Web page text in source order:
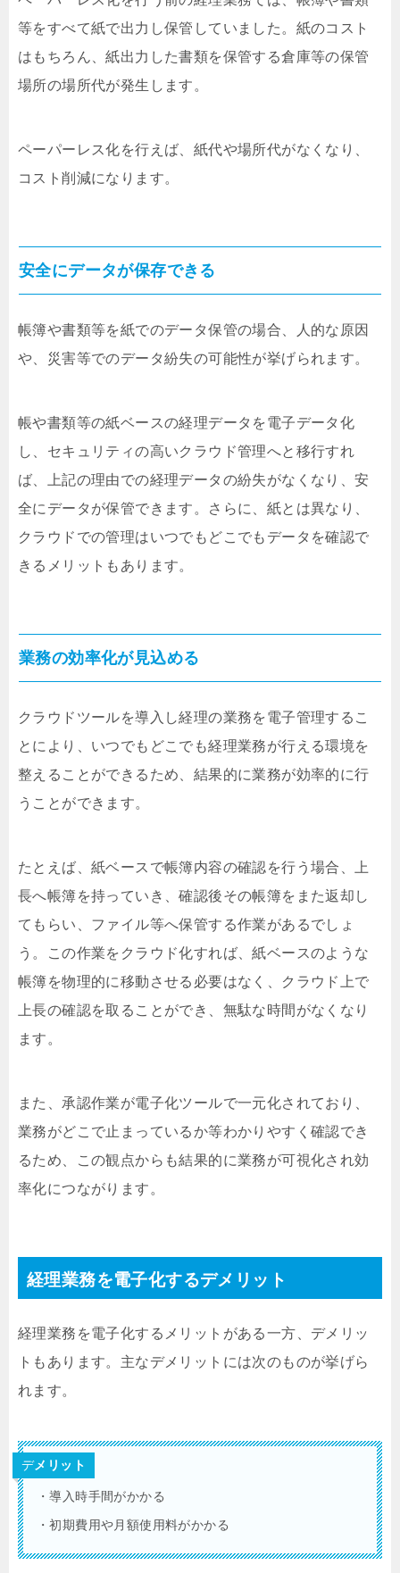
等をすべて紙で出力し保管していました。紙のコスト
はもちろん、紙出力した書類を保管する倉庫等の保管
場所の場所代が発生します。
ペーパーレス化を行えば、紙代や場所代がなくなり、
コスト削減になります。
安全にデータが保存できる
帳簿や書類等を紙でのデータ保管の場合、人的な原因
や、災害等でのデータ紛失の可能性が挙げられます。
帳や書類等の紙ベースの経理データを電子データ化
し、セキュリティの高いクラウド管理へと移行すれ
ば、上記の理由での経理データの紛失がなくなり、安
全にデータが保管できます。さらに、紙とは異なり、
クラウドでの管理はいつでもどこでもデータを確認で
きるメリットもあります。
業務の効率化が見込める
クラウドツールを導入し経理の業務を電子管理するこ
とにより、いつでもどこでも経理業務が行える環境を
整えることができるため、結果的に業務が効率的に行
うことができます。
たとえば、紙ベースで帳簿内容の確認を行う場合、上
長へ帳簿を持っていき、確認後その帳簿をまた返却し
てもらい、ファイル等へ保管する作業があるでしょ
う。この作業をクラウド化すれば、紙ベースのような
帳簿を物理的に移動させる必要はなく、クラウド上で
上長の確認を取ることができ、無駄な時間がなくなり
ます。
また、承認作業が電子化ツールで一元化されており、
業務がどこで止まっているか等わかりやすく確認でき
るため、この観点からも結果的に業務が可視化され効
率化につながります。
経理業務を電子化するデメリット
経理業務を電子化するメリットがある一方、デメリッ
トもあります。主なデメリットには次のものが挙げら
れます。
デメリット
・導入時手間がかかる
・初期費用や月額使用料がかかる